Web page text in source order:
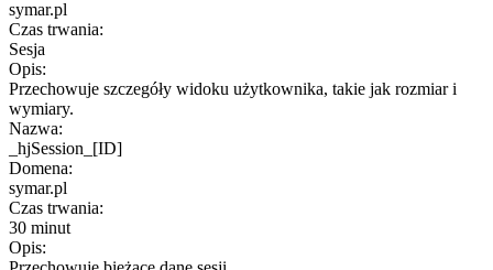
symar.pl
Czas trwania:
Sesja
Opis:
Przechowuje szczegóły widoku użytkownika, takie jak rozmiar i
wymiary.
Nazwa:
_hjSession_[ID]
Domena:
symar.pl
Czas trwania:
30 minut
Opis: